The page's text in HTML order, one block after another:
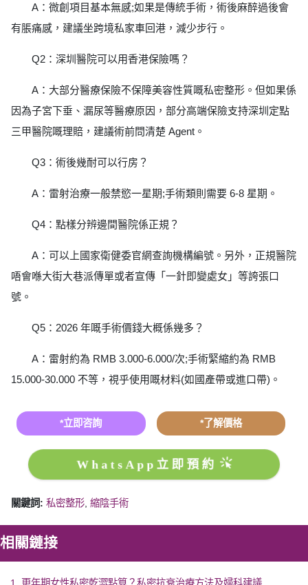
A：微創項目基本無感;如果是傳統手術，術後麻醉過後會
有脹痛感，建議坐跨境私家車回港，減少步行。
Q2：深圳醫院可以用香港保險嗎？
A：大部分醫療保險不保障美容性質嘅私密整形。但如果係
因為子宮下垂、漏尿等醫療原因，部分高端保險支持深圳定點
三甲醫院嘅理賠，建議術前問清楚 Agent。
Q3：術後幾耐可以行房？
A：雷射治療一般禁慾一星期;手術類則需要 6-8 星期。
Q4：點樣分辨邊間醫院係正規？
A：可以上國家衛健委官網查詢機構編號。另外，正規醫院
唔會喺大街大巷派傳單或者宣傳「一針即變處女」等誇張口
號。
Q5：2026 年嘅手術價錢大概係幾多？
A：雷射約為 RMB 3.000-6.000/次;手術緊縮約為 RMB
15.000-30.000 不等，視乎使用嘅材料(如國產帶或進口帶)。
*立即咨詢 *了解價格
WhatsApp立即預約
關鍵詞: 私密整形 縮陰手術
相關鏈接